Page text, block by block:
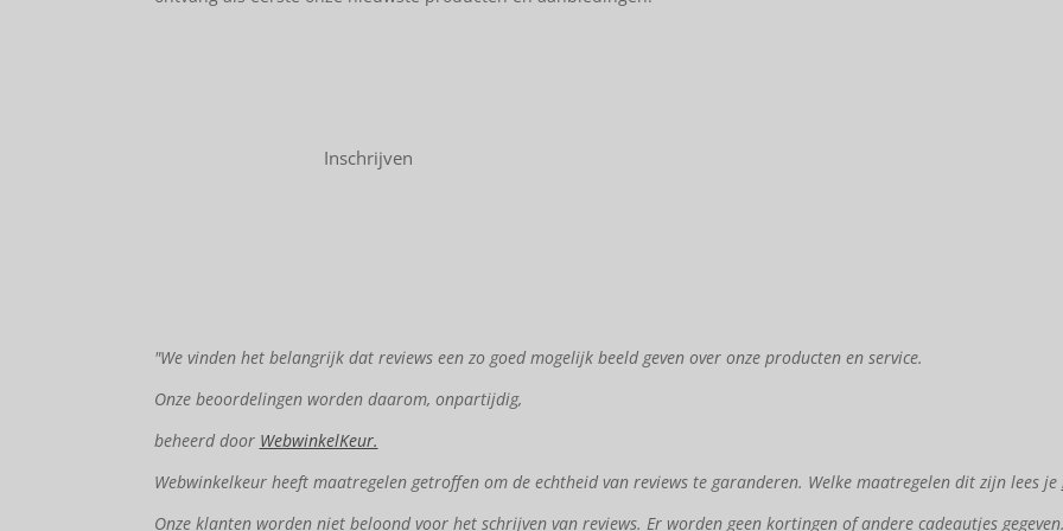
Inschrijven
"We vinden het belangrijk dat reviews een zo goed mogelijk beeld geven over onze producten en service.
Onze beoordelingen worden daarom, onpartijdig,
beheerd door WebwinkelKeur.
Webwinkelkeur heeft maatregelen getroffen om de echtheid van reviews te garanderen. Welke maatregelen dit zijn lees je
Onze klanten worden niet beloond voor het schrijven van reviews. Er worden geen kortingen of andere cadeautjes